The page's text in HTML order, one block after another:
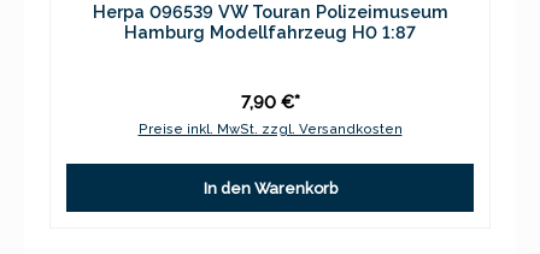
Herpa 096539 VW Touran Polizeimuseum
Hamburg Modellfahrzeug H0 1:87
7,90 €*
Preise inkl. MwSt. zzgl. Versandkosten
In den Warenkorb